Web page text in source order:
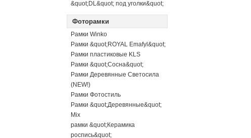
&quot;DL&quot; под уголки&quot;
Фоторамки
Рамки Winko
Рамки &quot;ROYAL Emafyl&quot;
Рамки пластиковые KLS
Рамки &quot;Сосна&quot;
Рамки Деревянные Светосила
(NEW!)
Рамки Фотостиль
Рамки &quot;Деревянные&quot;
Mix
рамки &quot;Керамика
роспись&quot;